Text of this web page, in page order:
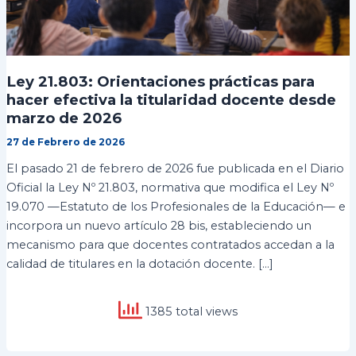
Ley 21.803: Orientaciones prácticas para
hacer efectiva la titularidad docente desde
marzo de 2026
27 de Febrero de 2026
El pasado 21 de febrero de 2026 fue publicada en el Diario
Oficial la Ley Nº 21.803, normativa que modifica el Ley Nº
19.070 —Estatuto de los Profesionales de la Educación— e
incorpora un nuevo artículo 28 bis, estableciendo un
mecanismo para que docentes contratados accedan a la
calidad de titulares en la dotación docente. […]
1385 total views